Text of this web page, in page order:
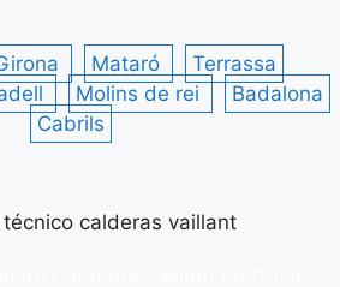
Mataró
Terrassa
Molins de rei
Badalona
Cabrils